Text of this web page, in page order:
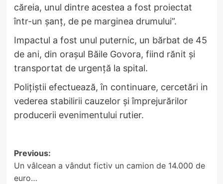
căreia, unul dintre acestea a fost proiectat
într-un șanț, de pe marginea drumului”.
Impactul a fost unul puternic, un bărbat de 45
de ani, din orașul Băile Govora, fiind rănit și
transportat de urgență la spital.
Polițiștii efectuează, în continuare, cercetări in
vederea stabilirii cauzelor și împrejurărilor
producerii evenimentului rutier.
Post
navigation
Previous:
Un vâlcean a vândut fictiv un camion de 14.000 de
euro…